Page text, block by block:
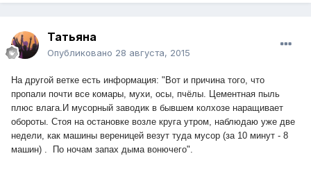
Татьяна
Опубликовано 28 августа, 2015
На другой ветке есть информация: "Вот и причина того, что
пропали почти все комары, мухи, осы, пчёлы. Цементная пыль
плюс влага. И мусорный заводик в бывшем колхозе наращивает
обороты. Стоя на остановке возле круга утром, наблюдаю уже две
недели, как машины вереницей везут туда мусор (за 10 минут - 8
машин) . По ночам запах дыма вонючего".